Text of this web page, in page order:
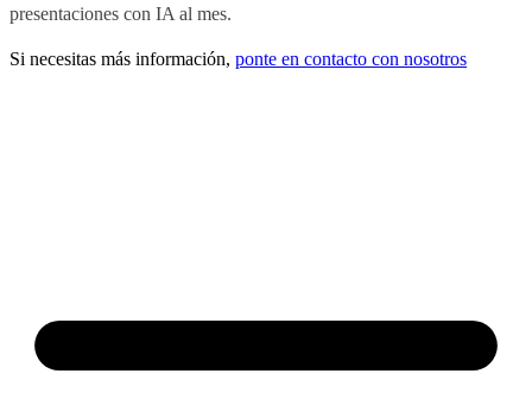
presentaciones con IA al mes.
Si necesitas más información, ponte en contacto con nosotros